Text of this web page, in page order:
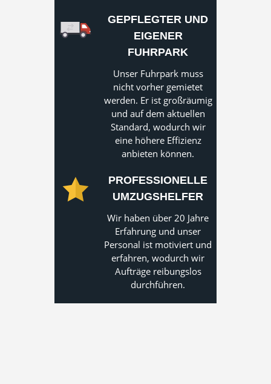
GEPFLEGTER UND
EIGENER
FUHRPARK
Unser Fuhrpark muss
nicht vorher gemietet
werden. Er ist großräumig
und auf dem aktuellen
Standard, wodurch wir
eine höhere Effizienz
anbieten können.
PROFESSIONELLE
UMZUGSHELFER
Wir haben über 20 Jahre
Erfahrung und unser
Personal ist motiviert und
erfahren, wodurch wir
Aufträge reibungslos
durchführen.